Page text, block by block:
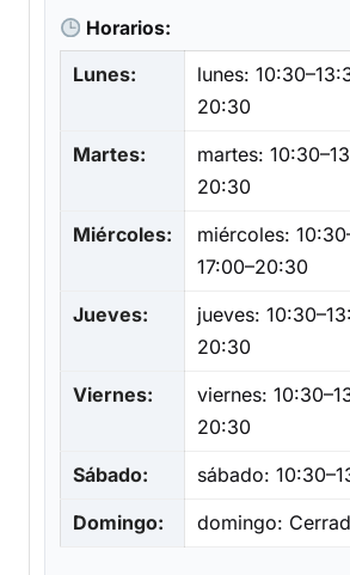
Horarios:
Lunes:
lunes:
20:30
Martes:
martes:
20:30
Miércoles:
miércoles:
17:00–20:30
Jueves:
jueves:
20:30
Viernes:
viernes:
20:30
Sábado:
sábado:
Domingo:
domingo: